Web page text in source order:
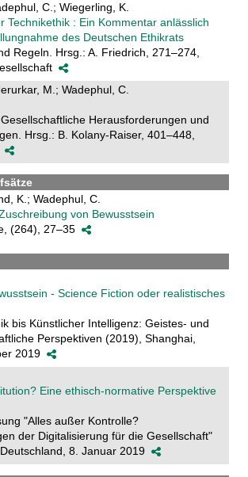
C.; Wiegerling, K.
Technikethik : Ein Kommentar anlässlich
des Deutschen Ethikrats
Regeln. Hrsg.: A. Friedrich, 271–274,
M.; Wadephul, C.
Herausforderungen und
Hrsg.: B. Kolany-Raiser, 401–448,
K.; Wadephul, C.
von Bewusstsein
(264), 27–35
- Science Fiction oder realistisches
bis Künstlicher Intelligenz: Geistes- und
Perspektiven (2019), Shanghai,
2019
Eine ethisch-normative Perspektive
"Alles außer Kontrolle?
der Digitalisierung für die Gesellschaft"
8. Januar 2019